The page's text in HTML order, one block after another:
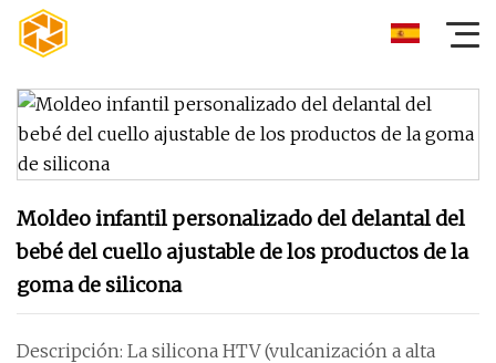
Moldeo infantil personalizado del delantal del
bebé del cuello ajustable de los productos de la
goma de silicona
Descripción: La silicona HTV (vulcanización a alta